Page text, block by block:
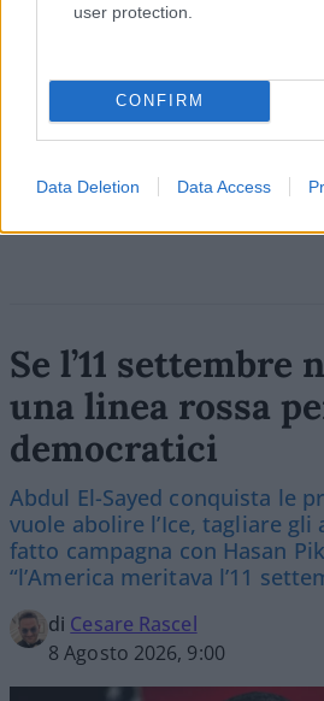
user protection.
CONFIRM
Data Deletion Data AccessVai
Se l’11 settembre
una linea rossa
democratici
Abdul El-Sayed conquista le
vuole abolire l’Ice, tagliare gli
fatto campagna con Hasan
“l’America meritava l’11
di Cesare Rascel
8 Agosto 2026, 9:00